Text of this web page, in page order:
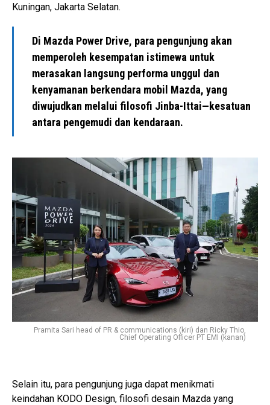
Kuningan, Jakarta Selatan.
Di Mazda Power Drive, para pengunjung akan
memperoleh kesempatan istimewa untuk
merasakan langsung performa unggul dan
kenyamanan berkendara mobil Mazda, yang
diwujudkan melalui filosofi Jinba-Ittai—kesatuan
antara pengemudi dan kendaraan.
Pramita Sari head of PR & communications (kiri) dan Ricky Thio,
Chief Operating Officer PT EMI (kanan)
Selain itu, para pengunjung juga dapat menikmati
keindahan KODO Design, filosofi desain Mazda yang